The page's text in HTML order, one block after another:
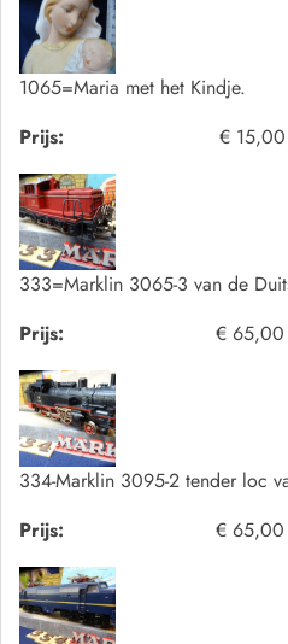
1065=Maria met het Kindje.
Prijs:
€ 15,00
333=Marklin 3065-3 van de
Prijs:
€ 65,00
334-Marklin 3095-2 tender loc
Prijs:
€ 65,00